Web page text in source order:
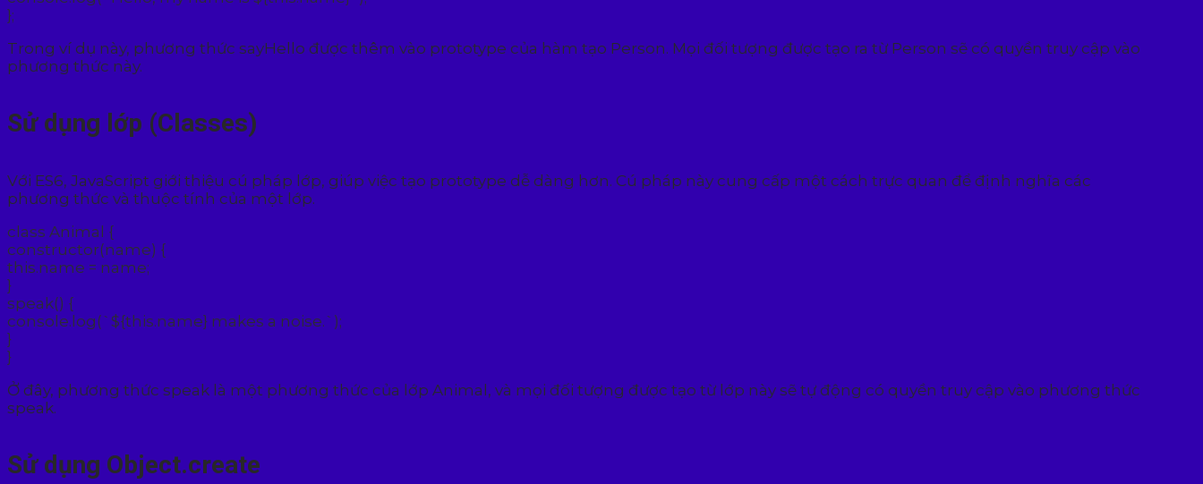
};
Trong ví dụ này, phương thức sayHello được thêm vào prototype của hàm tạo Person. Mọi đối tượng được tạo ra từ Person sẽ có quyền truy cập vào
phương thức này.
Sử dụng lớp (Classes)
Với ES6, JavaScript giới thiệu cú pháp lớp, giúp việc tạo prototype dễ dàng hơn. Cú pháp này cung cấp một cách trực quan để định nghĩa các
phương thức và thuộc tính của một lớp.
class Animal {
constructor(name) {
this.name = name;
}
speak() {
console.log(`${this.name} makes a noise.`);
}
}
Ở đây, phương thức speak là một phương thức của lớp Animal, và mọi đối tượng được tạo từ lớp này sẽ tự động có quyền truy cập vào phương thức
speak.
Sử dụng Object.create